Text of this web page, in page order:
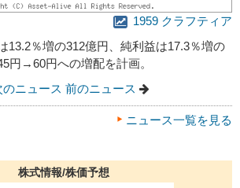
1959 クラフティア
13.2％増の312億円、純利益は17.3％増の
円→60円への増配を計画。
のニュース 前のニュース
ニュース一覧を見る
株式情報/株価予想